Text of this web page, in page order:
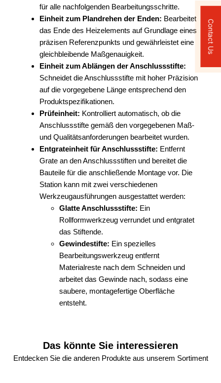
für alle nachfolgenden Bearbeitungsschritte.
Einheit zum Plandrehen der Enden: Bearbeitet
das Ende des Heizelements auf Grundlage eines
präzisen Referenzpunkts und gewährleistet eine
gleichbleibende Maßgenauigkeit.
Einheit zum Ablängen der Anschlussstifte:
Schneidet die Anschlussstifte mit hoher Präzision
auf die vorgegebene Länge entsprechend den
Produktspezifikationen.
Prüfeinheit: Kontrolliert automatisch, ob die
Anschlussstifte gemäß den vorgegebenen Maß-
und Qualitätsanforderungen bearbeitet wurden.
Entgrateinheit für Anschlussstifte: Entfernt
Grate an den Anschlussstiften und bereitet die
Bauteile für die anschließende Montage vor. Die
Station kann mit zwei verschiedenen
Werkzeugausführungen ausgestattet werden:
Glatte Anschlussstifte: Ein
Rollformwerkzeug verrundet und entgratet
das Stiftende.
Gewindestifte: Ein spezielles
Bearbeitungswerkzeug entfernt
Materialreste nach dem Schneiden und
arbeitet das Gewinde nach, sodass eine
saubere, montagefertige Oberfläche
entsteht.
Das könnte Sie interessieren
Entdecken Sie die anderen Produkte aus unserem Sortiment
Contact Us